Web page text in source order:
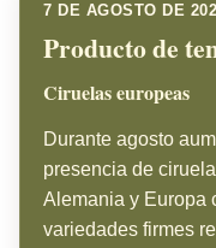
7 DE AGOSTO DE
Producto de
Ciruelas europeas
Durante agosto
presencia de
Alemania y Europa
variedades firmes